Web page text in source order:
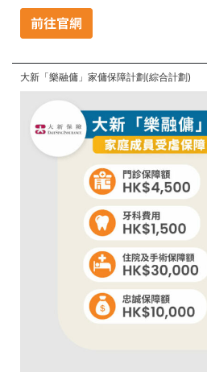
大新「樂融傭」家傭保障計劃(綜合計劃)